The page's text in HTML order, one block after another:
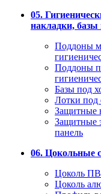
05.
накладки, базы
Поддоны
Поддоны
Базы под
Лотки под
Защитные
Защитные
панель
06. Цокольные
Цоколь
Цоколь